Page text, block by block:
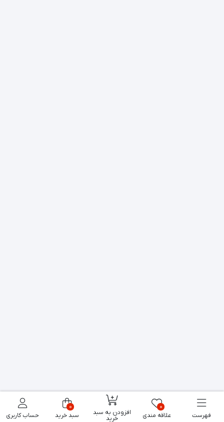
فهرست
0
علاقه مندی افزودن به سبد
خرید
0
سبد خرید حساب کاربری